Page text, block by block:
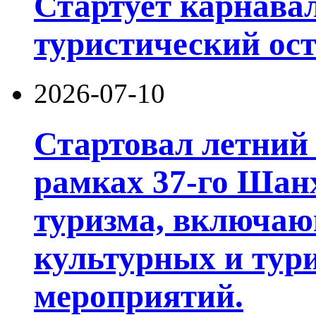
туристический
2026-07-10
Стартовал
рамках 37-го
туризма,
культурных и
мероприятий.